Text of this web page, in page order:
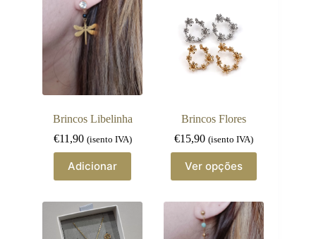
Brincos Libelinha
€11,90 (isento IVA)
Adicionar
Brincos Flores
€15,90 (isento IVA)
Ver opções
product
has
variants.
The
options